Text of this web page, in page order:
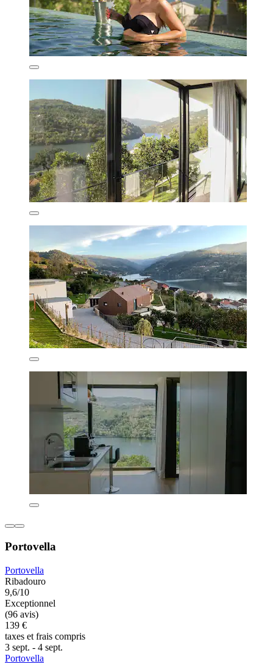
Portovella
Portovella
Ribadouro
9,6/10
Exceptionnel
(96 avis)
139 €
taxes et frais compris
3 sept. - 4 sept.
Portovella